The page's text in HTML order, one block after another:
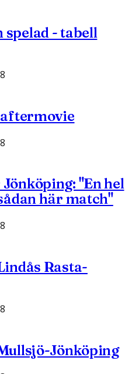
spelad - tabell
aftermovie
"En hel
här match"
Rasta-
Jönköping